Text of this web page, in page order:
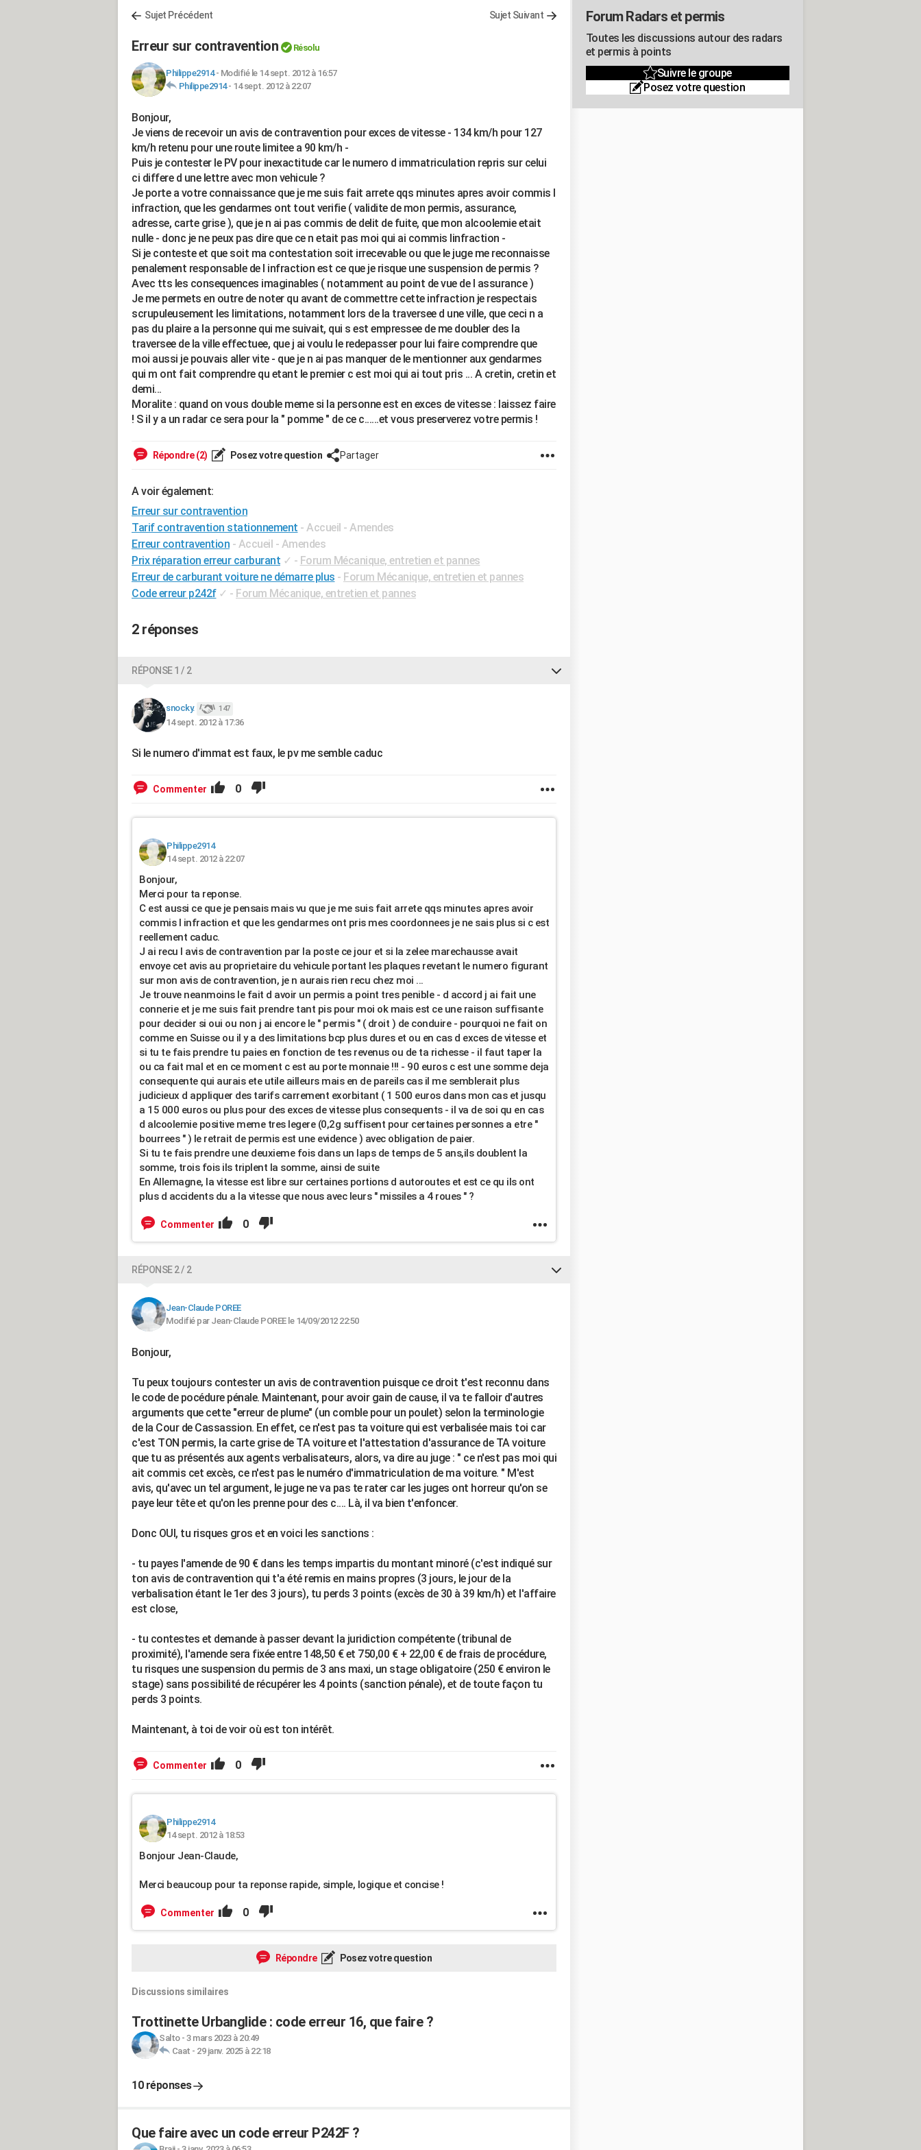
Sujet Précédent Sujet Suivant
Erreur sur contravention Résolu
Philippe2914- Modifié le 14 sept. 2012 à 16:57
Philippe2914- 14 sept. 2012 à 22:07
Bonjour,
Je viens de recevoir un avis de contravention pour exces de vitesse - 134 km/h pour 127
km/h retenu pour une route limitee a 90 km/h -
Puis je contester le PV pour inexactitude car le numero d immatriculation repris sur celui
ci differe d une lettre avec mon vehicule ?
Je porte a votre connaissance que je me suis fait arrete qqs minutes apres avoir commis l
infraction, que les gendarmes ont tout verifie ( validite de mon permis, assurance,
adresse, carte grise ), que je n ai pas commis de delit de fuite, que mon alcoolemie etait
nulle - donc je ne peux pas dire que ce n etait pas moi qui ai commis linfraction -
Si je conteste et que soit ma contestation soit irrecevable ou que le juge me reconnaisse
penalement responsable de l infraction est ce que je risque une suspension de permis ?
Avec tts les consequences imaginables ( notamment au point de vue de l assurance )
Je me permets en outre de noter qu avant de commettre cette infraction je respectais
scrupuleusement les limitations, notamment lors de la traversee d une ville, que ceci n a
pas du plaire a la personne qui me suivait, qui s est empressee de me doubler des la
traversee de la ville effectuee, que j ai voulu le redepasser pour lui faire comprendre que
moi aussi je pouvais aller vite - que je n ai pas manquer de le mentionner aux gendarmes
qui m ont fait comprendre qu etant le premier c est moi qui ai tout pris ... A cretin, cretin et
demi...
Moralite : quand on vous double meme si la personne est en exces de vitesse : laissez faire
! S il y a un radar ce sera pour la " pomme " de ce c......et vous preserverez votre permis !
Répondre (2) Posez votre question Partager
A voir également:
Erreur sur contravention
Tarif contravention stationnement - Accueil - Amendes
Erreur contravention - Accueil - Amendes
Prix réparation erreur carburant ✓ - Forum Mécanique, entretien et pannes
Erreur de carburant voiture ne démarre plus - Forum Mécanique, entretien et pannes
Code erreur p242f ✓ - Forum Mécanique, entretien et pannes
2 réponses
RÉPONSE 1 / 2
snocky. 147
14 sept. 2012 à 17:36
Si le numero d'immat est faux, le pv me semble caduc
Commenter 0
Philippe2914
14 sept. 2012 à 22:07
Bonjour,
Merci pour ta reponse.
C est aussi ce que je pensais mais vu que je me suis fait arrete qqs minutes apres avoir
commis l infraction et que les gendarmes ont pris mes coordonnees je ne sais plus si c est
reellement caduc.
J ai recu l avis de contravention par la poste ce jour et si la zelee marechausse avait
envoye cet avis au proprietaire du vehicule portant les plaques revetant le numero figurant
sur mon avis de contravention, je n aurais rien recu chez moi ...
Je trouve neanmoins le fait d avoir un permis a point tres penible - d accord j ai fait une
connerie et je me suis fait prendre tant pis pour moi ok mais est ce une raison suffisante
pour decider si oui ou non j ai encore le " permis " ( droit ) de conduire - pourquoi ne fait on
comme en Suisse ou il y a des limitations bcp plus dures et ou en cas d exces de vitesse et
si tu te fais prendre tu paies en fonction de tes revenus ou de ta richesse - il faut taper la
ou ca fait mal et en ce moment c est au porte monnaie !!! - 90 euros c est une somme deja
consequente qui aurais ete utile ailleurs mais en de pareils cas il me semblerait plus
judicieux d appliquer des tarifs carrement exorbitant ( 1 500 euros dans mon cas et jusqu
a 15 000 euros ou plus pour des exces de vitesse plus consequents - il va de soi qu en cas
d alcoolemie positive meme tres legere (0,2g suffisent pour certaines personnes a etre "
bourrees " ) le retrait de permis est une evidence ) avec obligation de paier.
Si tu te fais prendre une deuxieme fois dans un laps de temps de 5 ans,ils doublent la
somme, trois fois ils triplent la somme, ainsi de suite
En Allemagne, la vitesse est libre sur certaines portions d autoroutes et est ce qu ils ont
plus d accidents du a la vitesse que nous avec leurs " missiles a 4 roues " ?
Commenter 0
RÉPONSE 2 / 2
Jean-Claude POREE
Modifié par Jean-Claude POREE le 14/09/2012 22:50
Bonjour,
Tu peux toujours contester un avis de contravention puisque ce droit t'est reconnu dans
le code de pocédure pénale. Maintenant, pour avoir gain de cause, il va te falloir d'autres
arguments que cette "erreur de plume" (un comble pour un poulet) selon la terminologie
de la Cour de Cassassion. En effet, ce n'est pas ta voiture qui est verbalisée mais toi car
c'est TON permis, la carte grise de TA voiture et l'attestation d'assurance de TA voiture
que tu as présentés aux agents verbalisateurs, alors, va dire au juge : " ce n'est pas moi qui
ait commis cet excès, ce n'est pas le numéro d'immatriculation de ma voiture. " M'est
avis, qu'avec un tel argument, le juge ne va pas te rater car les juges ont horreur qu'on se
paye leur tête et qu'on les prenne pour des c.... Là, il va bien t'enfoncer.
Donc OUI, tu risques gros et en voici les sanctions :
- tu payes l'amende de 90 € dans les temps impartis du montant minoré (c'est indiqué sur
ton avis de contravention qui t'a été remis en mains propres (3 jours, le jour de la
verbalisation étant le 1er des 3 jours), tu perds 3 points (excès de 30 à 39 km/h) et l'affaire
est close,
- tu contestes et demande à passer devant la juridiction compétente (tribunal de
proximité), l'amende sera fixée entre 148,50 € et 750,00 € + 22,00 € de frais de procédure,
tu risques une suspension du permis de 3 ans maxi, un stage obligatoire (250 € environ le
stage) sans possibilité de récupérer les 4 points (sanction pénale), et de toute façon tu
perds 3 points.
Maintenant, à toi de voir où est ton intérêt.
Commenter 0
Philippe2914
14 sept. 2012 à 18:53
Bonjour Jean-Claude,
Merci beaucoup pour ta reponse rapide, simple, logique et concise !
Commenter 0
Répondre Posez votre question
Discussions similaires
Trottinette Urbanglide : code erreur 16, que faire ?
Salto- 3 mars 2023 à 20:49
Caat - 29 janv. 2025 à 22:18
10 réponses
Que faire avec un code erreur P242F ?
Forum Radars et permis
Toutes les discussions autour des radars
et permis à points
Suivre le groupe
Posez votre question